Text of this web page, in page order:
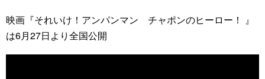
映画『それいけ！アンパンマン チャポンのヒーロー！ 』
は6月27日より全国公開